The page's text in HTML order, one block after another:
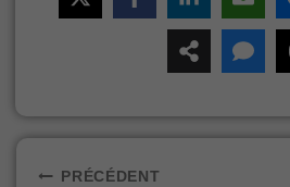
PRÉCÉDENT